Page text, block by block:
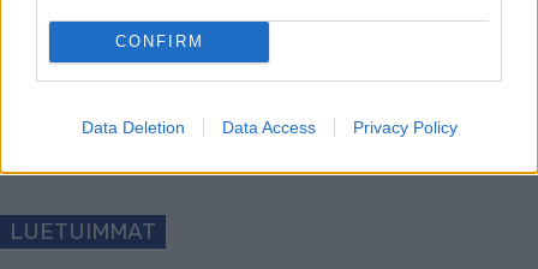
CONFIRM
Data Deletion Data Access Privacy Policy
Tilaa
LUETUIMMAT